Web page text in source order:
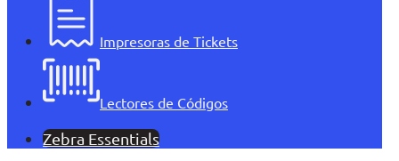
Impresoras de Tickets
Lectores de Códigos
Zebra Essentials